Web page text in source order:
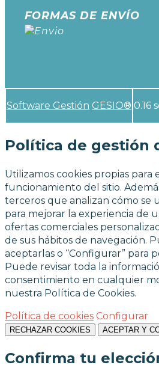
FORMAS DE ENVÍO
Software Gestión GESIO® 0.16
Política de gestión
Utilizamos cookies propias para
funcionamiento del sitio.
terceros que analizan cómo se
para mejorar la experiencia de
ofertas comerciales
de sus hábitos de navegación.
aceptarlas o “Configurar” para
Puede revisar toda la
consentimiento en cualquier
nuestra Política de Cookies.
Política de cookies Configurar
RECHAZAR COOKIES ACEPTAR Y
Confirma tu